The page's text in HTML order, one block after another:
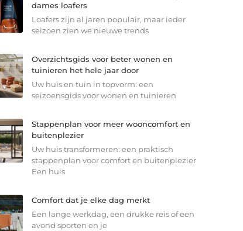
dames loafers
Loafers zijn al jaren populair, maar ieder
seizoen zien we nieuwe trends
Overzichtsgids voor beter wonen en
tuinieren het hele jaar door
Uw huis en tuin in topvorm: een
seizoensgids voor wonen en tuinieren
Stappenplan voor meer wooncomfort en
buitenplezier
Uw huis transformeren: een praktisch
stappenplan voor comfort en buitenplezier
Een huis
Comfort dat je elke dag merkt
Een lange werkdag, een drukke reis of een
avond sporten en je